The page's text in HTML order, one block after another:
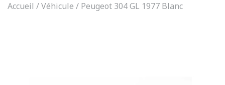
Accueil /Véhicule / Peugeot 304 GL 1977 Blanc